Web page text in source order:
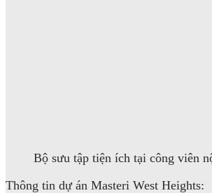
Bộ sưu tập tiện ích tại công viên
Thông tin dự án Masteri West Heights: